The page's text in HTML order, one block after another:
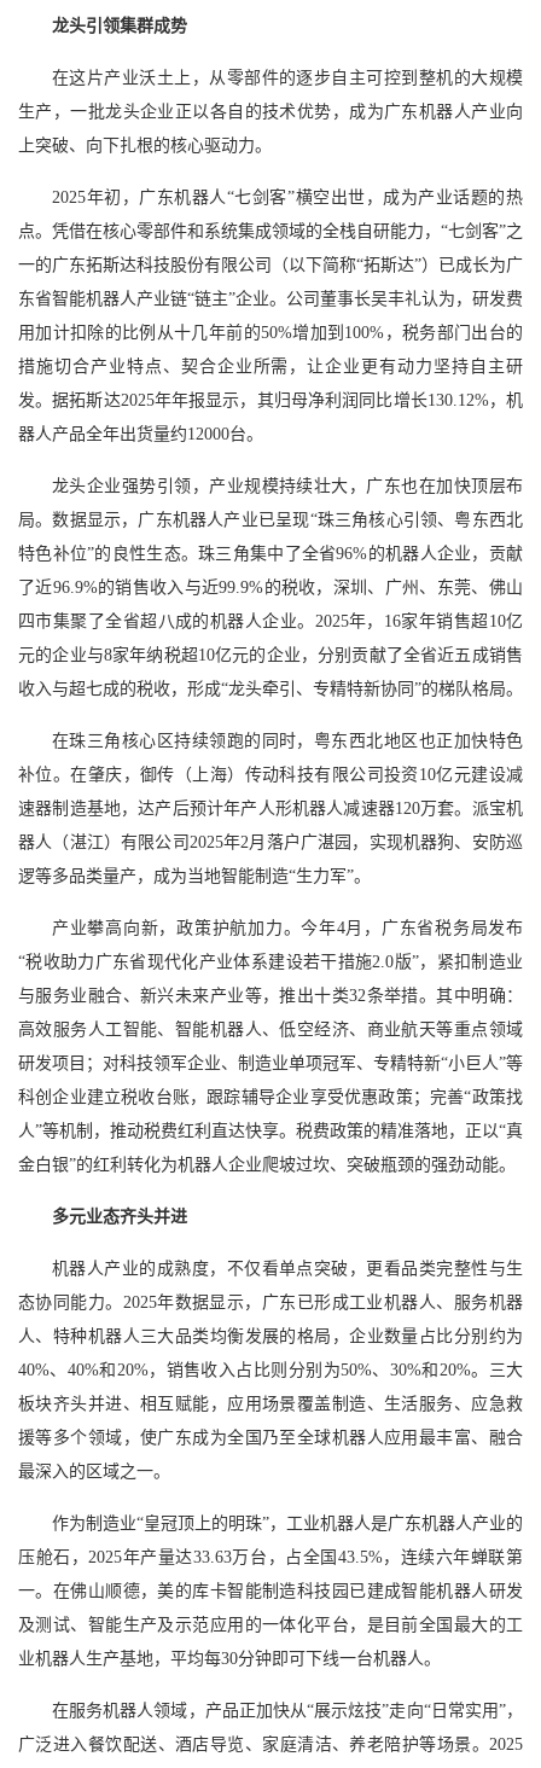
龙头引领集群成势
在这片产业沃土上，从零部件的逐步自主可控到整机的大规模
生产，一批龙头企业正以各自的技术优势，成为广东机器人产业向
上突破、向下扎根的核心驱动力。
2025年初，广东机器人“七剑客”横空出世，成为产业话题的热
点。凭借在核心零部件和系统集成领域的全栈自研能力，“七剑客”之
一的广东拓斯达科技股份有限公司（以下简称“拓斯达”）已成长为广
东省智能机器人产业链“链主”企业。公司董事长吴丰礼认为，研发费
用加计扣除的比例从十几年前的50%增加到100%，税务部门出台的
措施切合产业特点、契合企业所需，让企业更有动力坚持自主研
发。据拓斯达2025年年报显示，其归母净利润同比增长130.12%，机
器人产品全年出货量约12000台。
龙头企业强势引领，产业规模持续壮大，广东也在加快顶层布
局。数据显示，广东机器人产业已呈现“珠三角核心引领、粤东西北
特色补位”的良性生态。珠三角集中了全省96%的机器人企业，贡献
了近96.9%的销售收入与近99.9%的税收，深圳、广州、东莞、佛山
四市集聚了全省超八成的机器人企业。2025年，16家年销售超10亿
元的企业与8家年纳税超10亿元的企业，分别贡献了全省近五成销售
收入与超七成的税收，形成“龙头牵引、专精特新协同”的梯队格局。
在珠三角核心区持续领跑的同时，粤东西北地区也正加快特色
补位。在肇庆，御传（上海）传动科技有限公司投资10亿元建设减
速器制造基地，达产后预计年产人形机器人减速器120万套。派宝机
器人（湛江）有限公司2025年2月落户广湛园，实现机器狗、安防巡
逻等多品类量产，成为当地智能制造“生力军”。
产业攀高向新，政策护航加力。今年4月，广东省税务局发布
“税收助力广东省现代化产业体系建设若干措施2.0版”，紧扣制造业
与服务业融合、新兴未来产业等，推出十类32条举措。其中明确：
高效服务人工智能、智能机器人、低空经济、商业航天等重点领域
研发项目；对科技领军企业、制造业单项冠军、专精特新“小巨人”等
科创企业建立税收台账，跟踪辅导企业享受优惠政策；完善“政策找
人”等机制，推动税费红利直达快享。税费政策的精准落地，正以“真
金白银”的红利转化为机器人企业爬坡过坎、突破瓶颈的强劲动能。
多元业态齐头并进
机器人产业的成熟度，不仅看单点突破，更看品类完整性与生
态协同能力。2025年数据显示，广东已形成工业机器人、服务机器
人、特种机器人三大品类均衡发展的格局，企业数量占比分别约为
40%、40%和20%，销售收入占比则分别为50%、30%和20%。三大
板块齐头并进、相互赋能，应用场景覆盖制造、生活服务、应急救
援等多个领域，使广东成为全国乃至全球机器人应用最丰富、融合
最深入的区域之一。
作为制造业“皇冠顶上的明珠”，工业机器人是广东机器人产业的
压舱石，2025年产量达33.63万台，占全国43.5%，连续六年蝉联第
一。在佛山顺德，美的库卡智能制造科技园已建成智能机器人研发
及测试、智能生产及示范应用的一体化平台，是目前全国最大的工
业机器人生产基地，平均每30分钟即可下线一台机器人。
在服务机器人领域，产品正加快从“展示炫技”走向“日常实用”，
广泛进入餐饮配送、酒店导览、家庭清洁、养老陪护等场景。2025